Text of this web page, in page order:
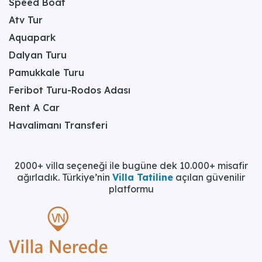
çiftlerin birbirleriyle baş başa, dış dünyadan
tamamen izole ve huzurlu bir balayı geçirmelerini
olanak tanır.
Neden Muhafazakar
Balayı Villası
Kiralamalısınız?
Bir Arada Sunan
Avantajları
Muhafazakar balayı villası kiralamak, yeni evli
çiftlere düğün sonrası yorgunluğunu atarken,
birbirleriyle tam anlamıyla baş başa
kalabilecekleri eşsiz bir mahremiyet ve huzur
ortamı sunar. Geleneksel otel veya standart villa
Atv Tur
Aquapark
Dalyan Turu
Pamukkale Turu
Feribot Turu-Rodos Adası
Rent A Car
Havalimanı Transferi
2000+ villa seçeneği ile bugüne dek 10.000+ misafir
ağırladık. Türkiye’nin Villa Tatiline açılan güvenilir
platformu